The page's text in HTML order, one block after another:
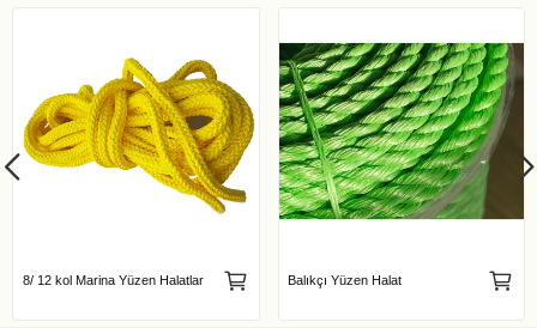
8/ 12 kol Marina Yüzen Halatlar Balıkçı Yüzen Halat